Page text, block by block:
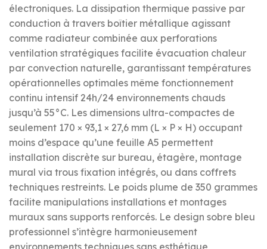
électroniques. La dissipation thermique passive par
conduction à travers boîtier métallique agissant
comme radiateur combinée aux perforations
ventilation stratégiques facilite évacuation chaleur
par convection naturelle, garantissant températures
opérationnelles optimales même fonctionnement
continu intensif 24h/24 environnements chauds
jusqu’à 55°C. Les dimensions ultra-compactes de
seulement 170 × 93,1 × 27,6 mm (L × P × H) occupant
moins d’espace qu’une feuille A5 permettent
installation discrète sur bureau, étagère, montage
mural via trous fixation intégrés, ou dans coffrets
techniques restreints. Le poids plume de 350 grammes
facilite manipulations installations et montages
muraux sans supports renforcés. Le design sobre bleu
professionnel s’intègre harmonieusement
environnements techniques sans esthétique